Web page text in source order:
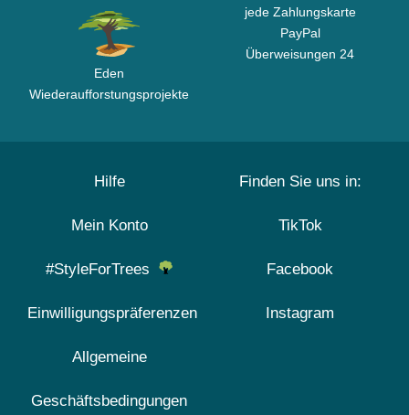
Eden
Wiederaufforstungsprojekte
jede Zahlungskarte
PayPal
Überweisungen 24
Hilfe
Mein Konto
#StyleForTrees
Einwilligungspräferenzen
Allgemeine
Geschäftsbedingungen
Finden Sie uns in:
TikTok
Facebook
Instagram